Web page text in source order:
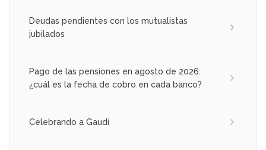
Deudas pendientes con los mutualistas
jubilados
Pago de las pensiones en agosto de 2026:
¿cuál es la fecha de cobro en cada banco?
Celebrando a Gaudí